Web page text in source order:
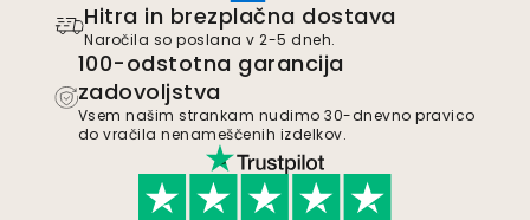
Hitra in brezplačna dostava
Naročila so poslana v 2-5 dneh.
100-odstotna garancija
zadovoljstva
Vsem našim strankam nudimo 30-dnevno pravico
do vračila nenameščenih izdelkov.